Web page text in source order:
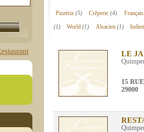
Pizzéria (5) Crêperie(4)
(1)
World(1) Alsacien (1)
LE
15
29000